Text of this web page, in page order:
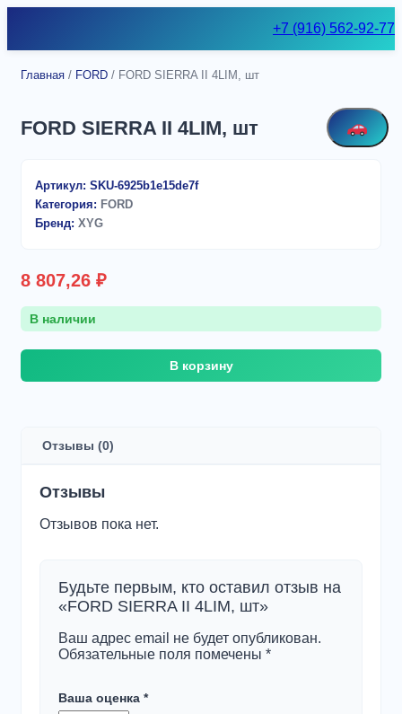
+7 (916) 562-92-77
Главная / FORD / FORD SIERRA II 4LIM, шт
FORD SIERRA II 4LIM, шт
Артикул: SKU-6925b1e15de7f
Категория: FORD
Бренд: XYG
8 807,26 ₽
В наличии
Количество
В корзину
Отзывы (0)
Отзывы
Отзывов пока нет.
Будьте первым, кто оставил отзыв на
«FORD SIERRA II 4LIM, шт»
Ваш адрес email не будет опубликован.
Обязательные поля помечены *
Ваша оценка *